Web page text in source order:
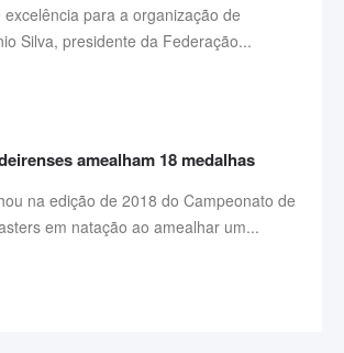
excelência para a organização de
Silva, presidente da Federação...
amealham 18 medalhas
na edição de 2018 do Campeonato de
em natação ao amealhar um...